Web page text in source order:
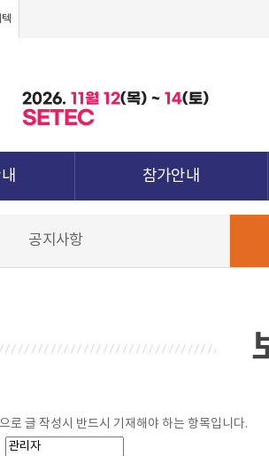
2026. 11월 12(목) ~ 14(토)
SETEC
참가안내
공지사항
로 글 작성시 반드시 기재해야 하는 항목입니다.